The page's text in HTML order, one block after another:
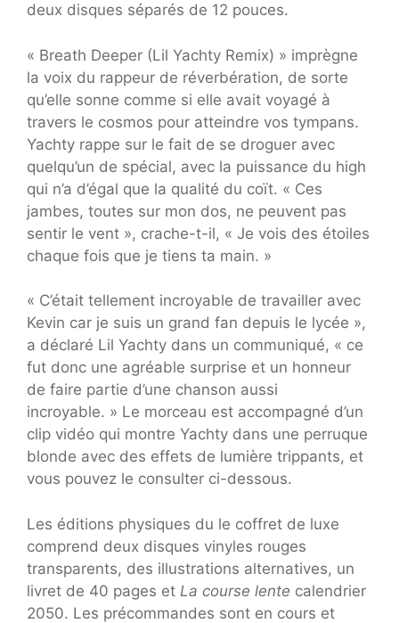
deux disques séparés de 12 pouces.
« Breath Deeper (Lil Yachty Remix) » imprègne
la voix du rappeur de réverbération, de sorte
qu’elle sonne comme si elle avait voyagé à
travers le cosmos pour atteindre vos tympans.
Yachty rappe sur le fait de se droguer avec
quelqu’un de spécial, avec la puissance du high
qui n’a d’égal que la qualité du coït. « Ces
jambes, toutes sur mon dos, ne peuvent pas
sentir le vent », crache-t-il, « Je vois des étoiles
chaque fois que je tiens ta main. »
« C’était tellement incroyable de travailler avec
Kevin car je suis un grand fan depuis le lycée »,
a déclaré Lil Yachty dans un communiqué, « ce
fut donc une agréable surprise et un honneur
de faire partie d’une chanson aussi
incroyable. » Le morceau est accompagné d’un
clip vidéo qui montre Yachty dans une perruque
blonde avec des effets de lumière trippants, et
vous pouvez le consulter ci-dessous.
Les éditions physiques du le coffret de luxe
comprend deux disques vinyles rouges
transparents, des illustrations alternatives, un
livret de 40 pages et La course lente calendrier
2050. Les précommandes sont en cours et